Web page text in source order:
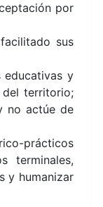
por
sus
educativas y
del territorio;
no actúe de
prácticos
terminales,
y humanizar